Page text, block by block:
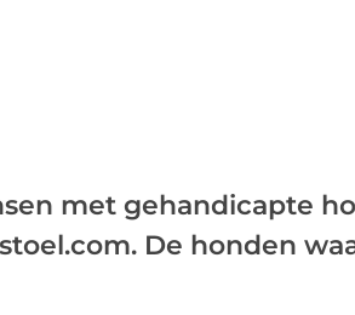
met gehandicapte
De honden